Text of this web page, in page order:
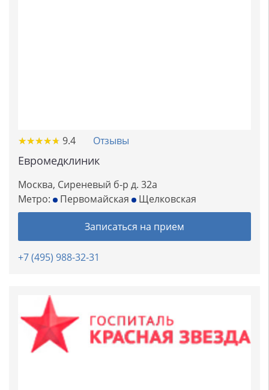
★★★★★
★★★★★ 9.4 Отзывы
Евромедклиник
Москва, Сиреневый б-р д. 32а
Метро:
Первомайская Щелковская
Записаться на прием
+7 (495) 988-32-31